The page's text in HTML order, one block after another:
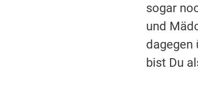
sogar
und
dagegen
bist Du